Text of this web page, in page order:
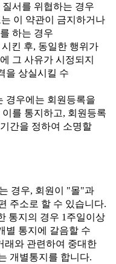
서를 위협하는 경우
이 약관이 금지하거나
하는 경우
킨 후, 동일한 행위가
그 사유가 시정되지
을 상실시킬 수
경우에는 회원등록을
를 통지하고, 회원등록
간을 정하여 소명할
경우, 회원이 "몰"과
주소로 할 수 있습니다.
통지의 경우 1주일이상
별 통지에 갈음할 수
래와 관련하여 중대한
개별통지를 합니다.